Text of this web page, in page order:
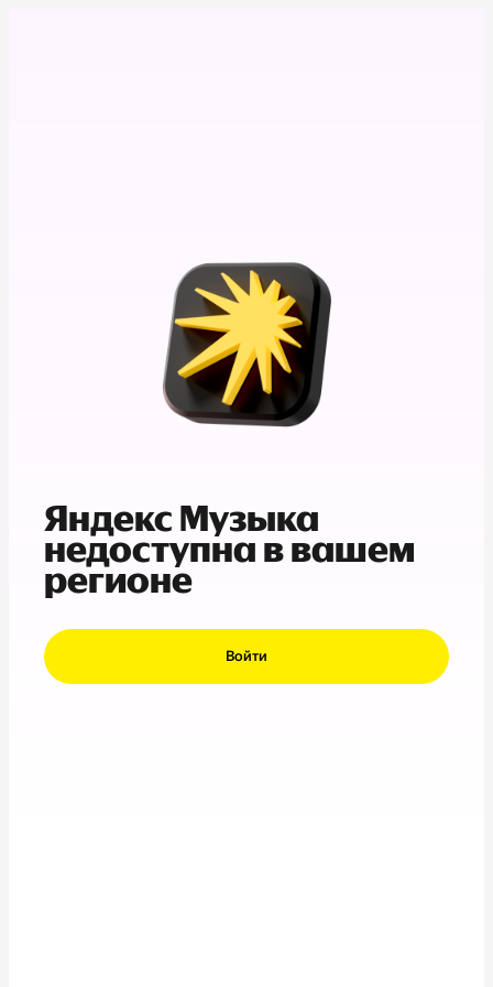
Яндекс Музыка
недоступна в вашем
регионе
Войти